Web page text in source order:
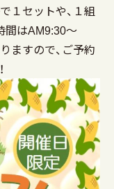
１セットや、１組
間はAM9:30～
ますので、ご予約